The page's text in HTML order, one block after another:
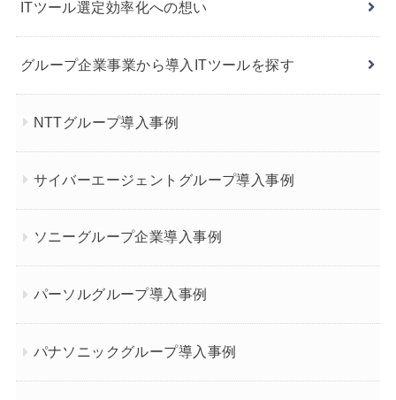
ITツール選定効率化への想い
グループ企業事業から導入ITツールを探す
NTTグループ導入事例
サイバーエージェントグループ導入事例
ソニーグループ企業導入事例
パーソルグループ導入事例
パナソニックグループ導入事例